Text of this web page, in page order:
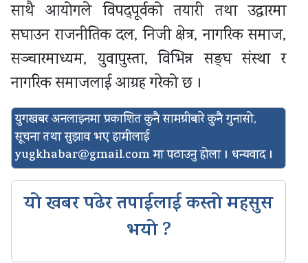
साथै आयोगले विपद्पूर्वको तयारी तथा उद्धारमा
सघाउन राजनीतिक दल, निजी क्षेत्र, नागरिक समाज,
सञ्चारमाध्यम, युवापुस्ता, विभिन्न सङ्घ संस्था र
नागरिक समाजलाई आग्रह गरेको छ ।
युगखबर अनलाइनमा प्रकाशित कुनै सामग्रीबारे कुनै गुनासो,
सूचना तथा सुझाव भए हामीलाई
yugkhabar@gmail.comमा पठाउनु होला । धन्यवाद ।
यो खबर पढेर तपाईलाई कस्तो महसुस
भयो ?